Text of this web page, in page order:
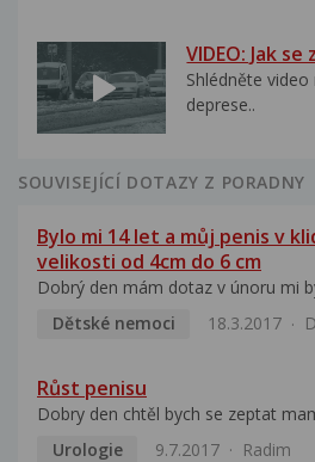
VIDEO: Jak
Shlédněte
deprese..
SOUVISEJÍCÍ DOTAZY Z PORADNY
Bylo mi 14 let a můj penis v
velikosti od 4cm do 6 cm
Dobrý den mám dotaz v únoru mi
Dětské nemoci
18.3.2017
Růst penisu
Dobry den chtěl bych se zeptat
Urologie
9.7.2017 Radim